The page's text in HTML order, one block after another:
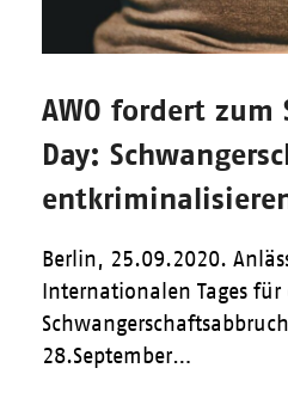
AWO fordert zum
Day:
Berlin, 25.09.2020.
Internationalen Tages
28.September…